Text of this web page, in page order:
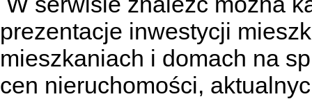
prezentacje inwestycji
mieszkaniach i domach na
cen nieruchomości,